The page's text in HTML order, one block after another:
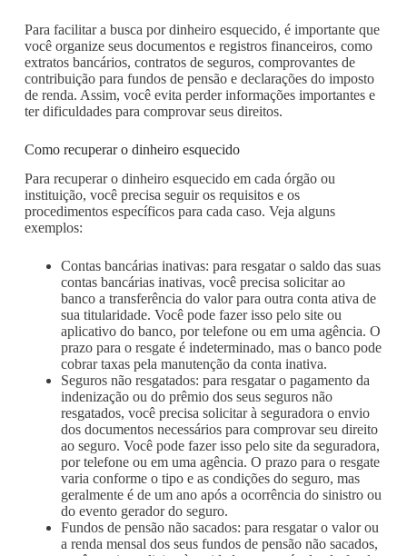
Para facilitar a busca por dinheiro esquecido, é importante que
você organize seus documentos e registros financeiros, como
extratos bancários, contratos de seguros, comprovantes de
contribuição para fundos de pensão e declarações do imposto
de renda. Assim, você evita perder informações importantes e
ter dificuldades para comprovar seus direitos.
Como recuperar o dinheiro esquecido
Para recuperar o dinheiro esquecido em cada órgão ou
instituição, você precisa seguir os requisitos e os
procedimentos específicos para cada caso. Veja alguns
exemplos:
Contas bancárias inativas: para resgatar o saldo das suas
contas bancárias inativas, você precisa solicitar ao
banco a transferência do valor para outra conta ativa de
sua titularidade. Você pode fazer isso pelo site ou
aplicativo do banco, por telefone ou em uma agência. O
prazo para o resgate é indeterminado, mas o banco pode
cobrar taxas pela manutenção da conta inativa.
Seguros não resgatados: para resgatar o pagamento da
indenização ou do prêmio dos seus seguros não
resgatados, você precisa solicitar à seguradora o envio
dos documentos necessários para comprovar seu direito
ao seguro. Você pode fazer isso pelo site da seguradora,
por telefone ou em uma agência. O prazo para o resgate
varia conforme o tipo e as condições do seguro, mas
geralmente é de um ano após a ocorrência do sinistro ou
do evento gerador do seguro.
Fundos de pensão não sacados: para resgatar o valor ou
a renda mensal dos seus fundos de pensão não sacados,